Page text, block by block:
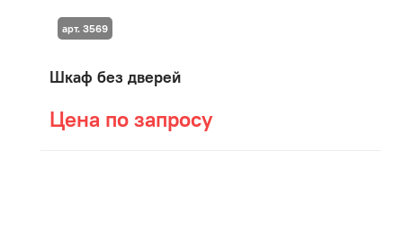
Шкаф без дверей
Цена по запросу
арт. 3569